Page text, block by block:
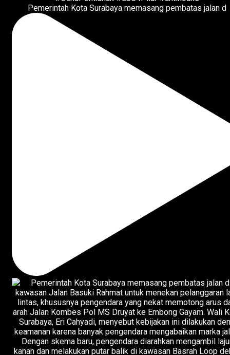
Pemerintah Kota Surabaya memasang pembatas jalan d